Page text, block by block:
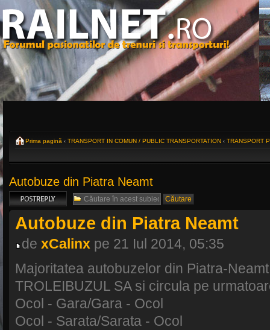
Prima pagină ‹ TRANSPORT IN COMUN / PUBLIC TRANSPORTATION ‹ TRANSPORT
Autobuze din Piatra Neamt
Scrie un răspuns
Autobuze din Piatra Neamt
de xCalinxpe 21 Iul 2014, 05:35
Majoritatea autobuzelor din Piatra-
TROLEIBUZUL SA si circula pe
Ocol - Gara/Gara - Ocol
Ocol - Sarata/Sarata - Ocol